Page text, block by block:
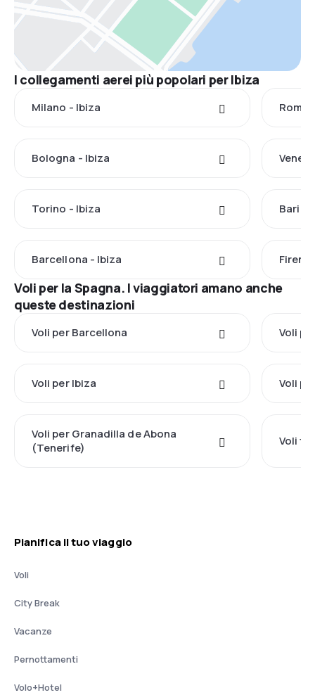
I collegamenti aerei più popolari per Ibiza
Milano - Ibiza Roma
Bologna - Ibiza
Torino - Ibiza Bari -
Barcellona - Ibiza
Voli per la Spagna. I viaggiatori amano anche
queste destinazioni
Voli per Barcellona Voli
Voli per Ibiza Voli
Voli per Granadilla de Abona
(Tenerife)
Voli to
Pianifica il tuo viaggio
Voli
City Break
Vacanze
Pernottamenti
Volo+Hotel